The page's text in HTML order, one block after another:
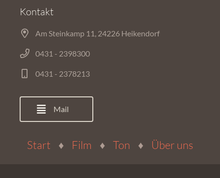
Kontakt
Am Steinkamp 11, 24226 Heikendorf
0431 - 2398300
0431 - 2378213
Mail
Start ♦ Film ♦ Ton ♦ Über uns